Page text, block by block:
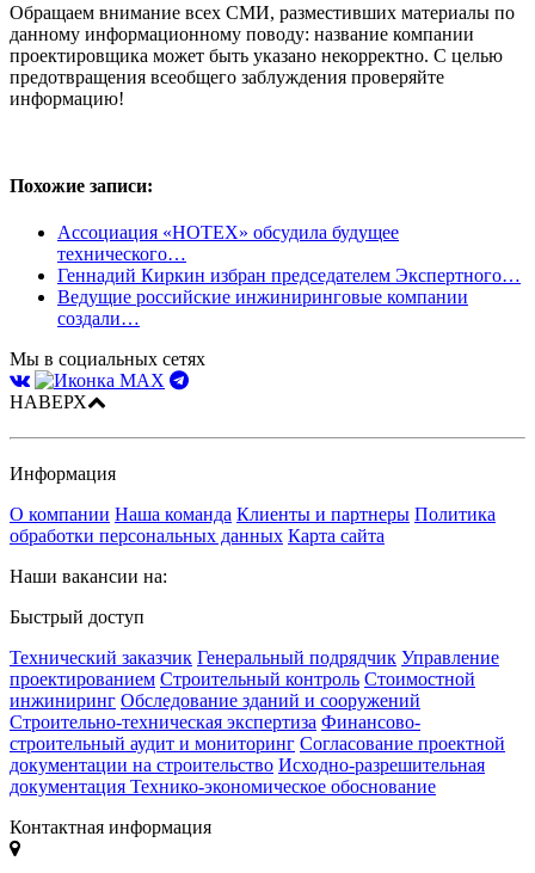
Обращаем внимание всех СМИ, разместивших материалы по
данному информационному поводу: название компании
проектировщика может быть указано некорректно. С целью
предотвращения всеобщего заблуждения проверяйте
информацию!
Похожие записи:
Ассоциация «НОТЕХ» обсудила будущее
технического…
Геннадий Киркин избран председателем Экспертного…
Ведущие российские инжиниринговые компании
создали…
Мы в социальных сетях
НАВЕРХ
Информация
О компании Наша команда Клиенты и партнеры Политика
обработки персональных данных Карта сайта
Наши вакансии на:
Быстрый доступ
Технический заказчик Генеральный подрядчик Управление
проектированием Строительный контроль Стоимостной
инжиниринг Обследование зданий и сооружений
Строительно-техническая экспертиза Финансово-
строительный аудит и мониторинг Согласование проектной
документации на строительство Исходно-разрешительная
документация Технико-экономическое обоснование
Контактная информация